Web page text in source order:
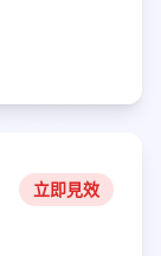
立即見效